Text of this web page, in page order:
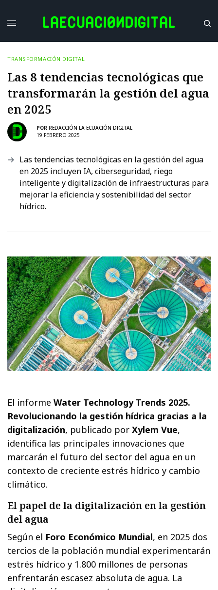
TRANSFORMACIÓN DIGITAL
Las 8 tendencias tecnológicas que
transformarán la gestión del agua
en 2025
POR REDACCIÓN LA ECUACIÓN DIGITAL
19 FEBRERO 2025
Las tendencias tecnológicas en la gestión del agua
en 2025 incluyen IA, ciberseguridad, riego
inteligente y digitalización de infraestructuras para
mejorar la eficiencia y sostenibilidad del sector
hídrico.
El informe Water Technology Trends 2025.
Revolucionando la gestión hídrica gracias a la
digitalización, publicado porXylem Vue,
identifica las principales innovaciones que
marcarán el futuro del sector del agua en un
contexto de creciente estrés hídrico y cambio
climático.
El papel de la digitalización en la gestión
del agua
Según el Foro Económico Mundial, en 2025 dos
tercios de la población mundial experimentarán
estrés hídrico y 1.800 millones de personas
enfrentarán escasez absoluta de agua. La